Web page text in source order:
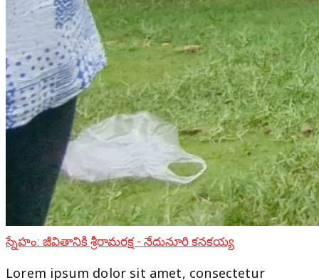
స్నేహం: జీవితానికి శ్రీరామరక్ష - నేదునూరి కనకయ్య
Lorem ipsum dolor sit amet, consectetur